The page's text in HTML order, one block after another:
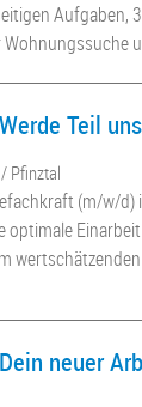
Aufgaben,
Teil
/ Pfinztal
(m/w/
optimale
neuer